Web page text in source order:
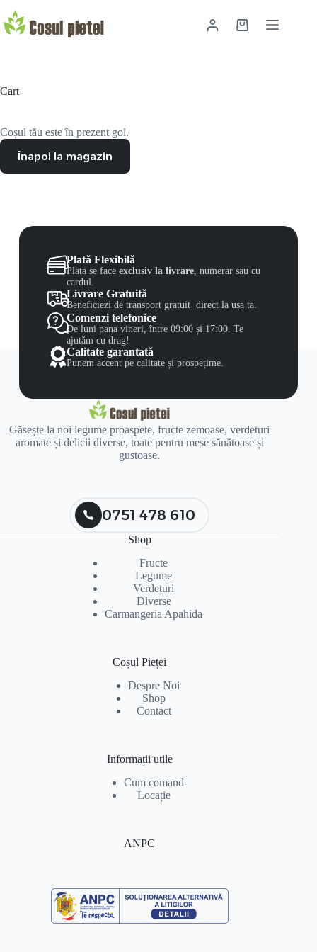
Cart
Coșul tău este în prezent gol.
Înapoi la magazin
Plată Flexibilă
Plata se faceexclusiv la livrare, numerar sau cu
cardul.
Livrare Gratuită
Beneficiezi de transport gratuit direct la ușa ta.
Comenzi telefonice
De luni pana vineri, între 09:00 și 17:00. Te
ajutăm cu drag!
Calitate garantată
Punem accent pe calitate și prospețime.
Găsește la noi legume proaspete, fructe zemoase, verdeturi
aromate și delicii diverse, toate pentru mese sănătoase și
gustoase.
0751 478 610
Shop
Fructe
Legume
Verdețuri
Diverse
Carmangeria Apahida
Coșul Pieței
Despre Noi
Shop
Contact
Informații utile
Cum comand
Locație
ANPC